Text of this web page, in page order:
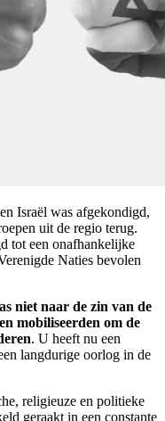
Israël was afgekondigd,
uit de regio terug.
tot een onafhankelijke
Naties bevolen
niet naar de zin van de
mobiliseerden om de
. U heeft nu een
langdurige oorlog in de
religieuze en politieke
geraakt in een constante